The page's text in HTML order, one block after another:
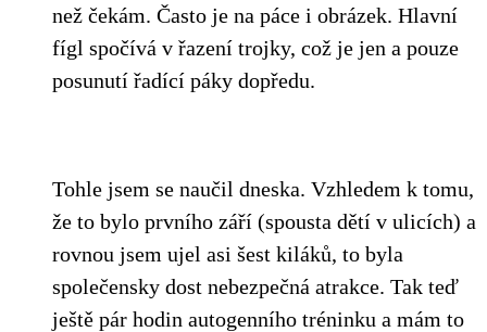
než čekám. Často je na páce i obrázek. Hlavní
fígl spočívá v řazení trojky, což je jen a pouze
posunutí řadící páky dopředu.
Tohle jsem se naučil dneska. Vzhledem k tomu,
že to bylo prvního září (spousta dětí v ulicích) a
rovnou jsem ujel asi šest kiláků, to byla
společensky dost nebezpečná atrakce. Tak teď
ještě pár hodin autogenního tréninku a mám to